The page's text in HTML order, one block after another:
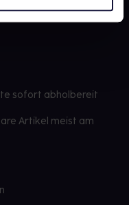
sofort abholbereit
Artikel meist am